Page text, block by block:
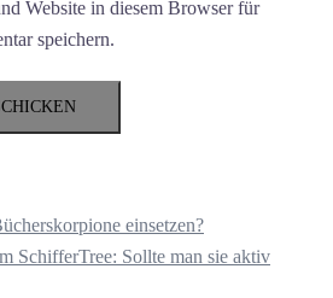
Website in diesem Browser für
speichern.
einsetzen?
SchifferTree: Sollte man sie aktiv